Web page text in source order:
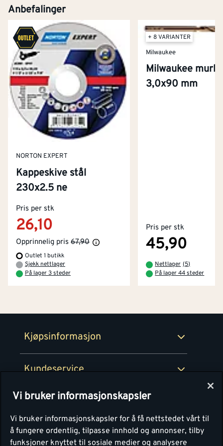
Anbefalinger
NORTON EXPERT
Kappeskive stål
230x2.5 ne
Pris per stk
26,10
Opprinnelig pris 67,90
Outlet 1 butikk
Sjekk nettlager
På lager 3 steder
+ 8 VARIANTER
Milwaukee
Milwaukee
3,0x90 mm
Pris per stk
45,90
Nettlager (5)
På lager 44 steder
Kjøpsinformasjon
Kjøpsbetingelser
Betaling
Retur- og angrerettsskjema
Kundeservice
Kontakt oss
Tjenester
Montér Klubb
Montér
Om Montér
Byggevarehus og åpningstider
Prismatch
Personvern
Vi bruker informasjonskapsler
Vi bruker informasjonskapsler for å få nettstedet vårt til
å fungere ordentlig, tilpasse innhold og annonser, tilby
funksjoner knyttet til sosiale medier og analysere